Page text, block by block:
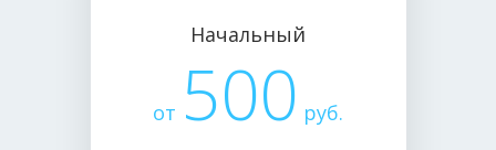
Начальный
от 500 руб.